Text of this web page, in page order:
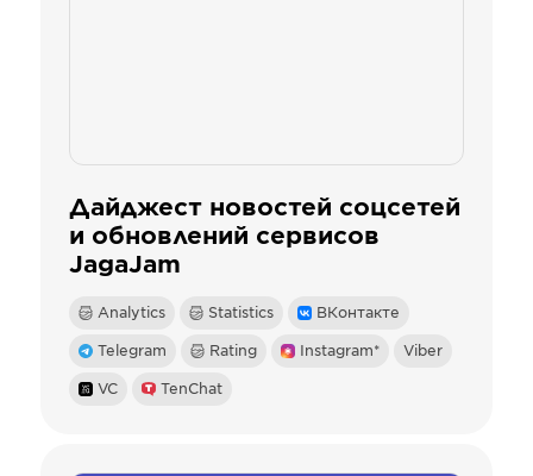
Дайджест новостей соцсетей
и обновлений сервисов
JagaJam
Analytics Statistics ВКонтакте
Telegram Rating Instagram* Viber
VC TenChat